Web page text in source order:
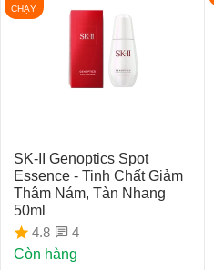
CHẠY
SK-II Genoptics Spot
Essence - Tinh Chất Giảm
Thâm Nám, Tàn Nhang
50ml
4.8
4
Còn hàng